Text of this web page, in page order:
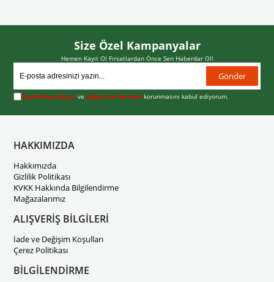
Size Özel Kampanyalar
Hemen Kayıt Ol Fırsatlardan Önce Sen Haberdar Ol!
Gönder
Üyelik koşullarını vekişisel verilerimin korunmasını kabul ediyorum.
HAKKIMIZDA
Hakkımızda
Gizlilik Politikası
KVKK Hakkında Bilgilendirme
Mağazalarımız
ALIŞVERİŞ BİLGİLERİ
İade ve Değişim Koşulları
Çerez Politikası
BİLGİLENDİRME